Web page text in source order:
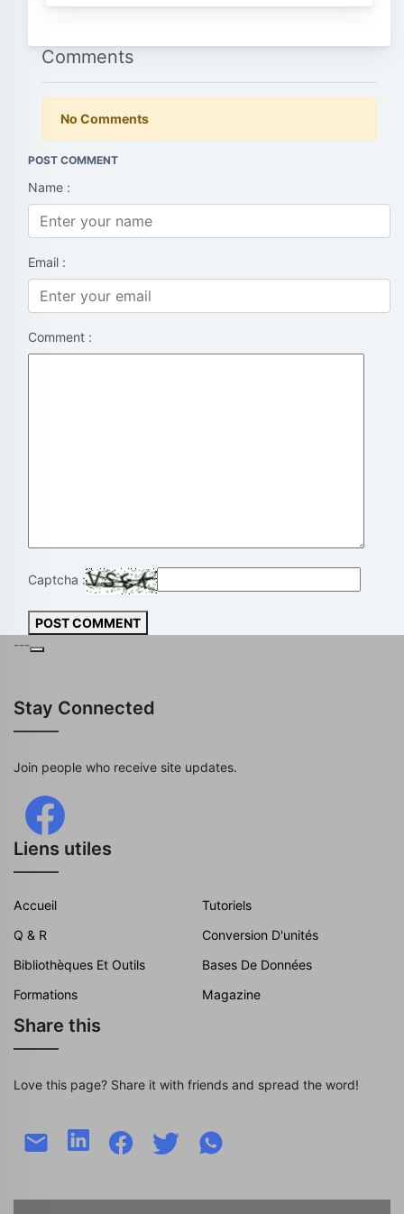
Comments
No Comments
POST COMMENT
Name :
Email :
Comment :
Captcha :
POST COMMENT
---
Stay Connected
Join people who receive site updates.
Liens utiles
Accueil
Tutoriels
Q & R
Conversion D'unités
Bibliothèques Et Outils
Bases De Données
Formations
Magazine
Share this
Love this page? Share it with friends and spread the word!